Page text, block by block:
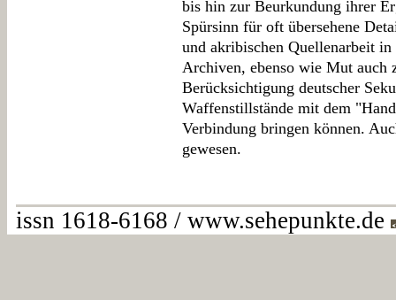
bis hin zur Beurkundung ihrer
Spürsinn für oft übersehene
und akribischen Quellenarbeit
Archiven, ebenso wie Mut auch
Berücksichtigung deutscher
Waffenstillstände mit dem
Verbindung bringen können.
gewesen.
issn 1618-6168 / www.sehepunkte.de